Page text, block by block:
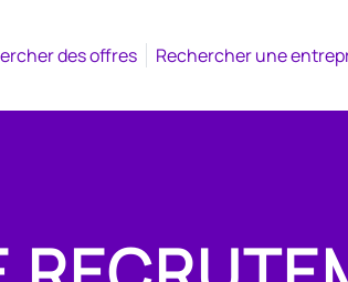
des offres Rechercher une